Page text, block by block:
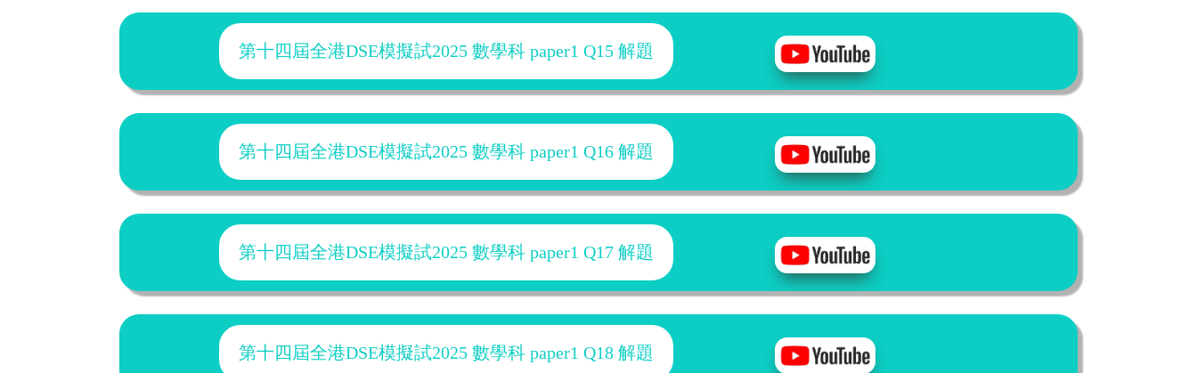
第十四屆全港DSE模擬試2025 數學科 paper1 Q15 解題
第十四屆全港DSE模擬試2025 數學科 paper1 Q16 解題
第十四屆全港DSE模擬試2025 數學科 paper1 Q17 解題
第十四屆全港DSE模擬試2025 數學科 paper1 Q18 解題